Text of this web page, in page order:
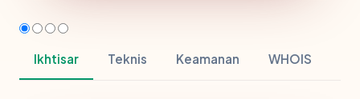
Ikhtisar Teknis Keamanan WHOIS